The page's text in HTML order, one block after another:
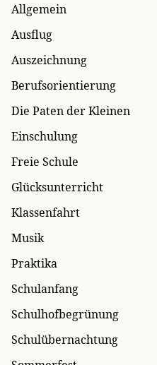
Allgemein
Ausflug
Auszeichnung
Berufsorientierung
Die Paten der Kleinen
Einschulung
Freie Schule
Glücksunterricht
Klassenfahrt
Musik
Praktika
Schulanfang
Schulhofbegrünung
Schulübernachtung